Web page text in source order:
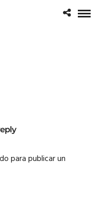
para publicar un